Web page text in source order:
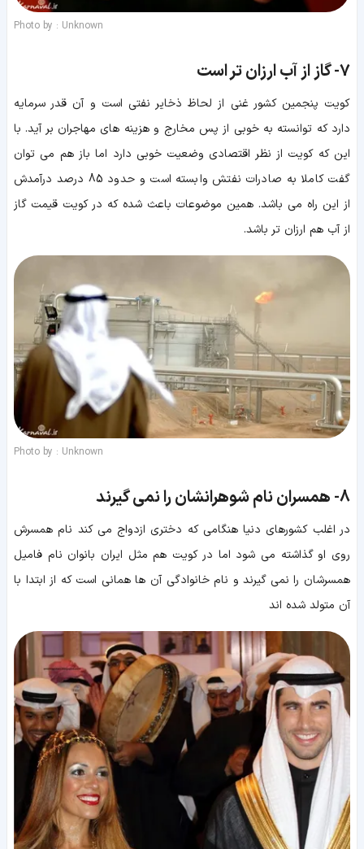
Photo by : Unknown
7- گاز از آب ارزان تر است
کویت پنجمین کشور غنی از لحاظ ذخایر نفتی است و آن قدر سرمایه
دارد که توانسته به خوبی از پس مخارج و هزینه های مهاجران بر آید. با
این که کویت از نظر اقتصادی وضعیت خوبی دارد اما باز هم می توان
گفت کاملا به صادرات نفتش وابسته است و حدود 85 درصد درآمدش
از این راه می باشد. همین موضوعات باعث شده که در کویت قیمت گاز
از آب هم ارزان تر باشد.
Photo by : Unknown
8- همسران نام شوهرانشان را نمی گیرند
در اغلب کشورهای دنیا هنگامی که دختری ازدواج می کند نام همسرش
روی او گذاشته می شود اما در کویت هم مثل ایران بانوان نام فامیل
همسرشان را نمی گیرند و نام خانوادگی آن ها همانی است که از ابتدا با
آن متولد شده اند